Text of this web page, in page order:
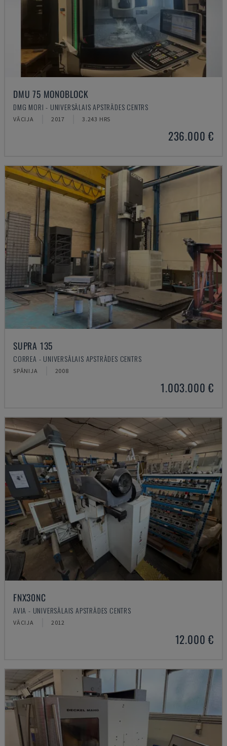
DMU 75 MONOBLOCK
DMG MORI - UNIVERSĀLAIS APSTRĀDES CENTRS
VĀCIJA 2017 3.243 HRS
236.000 €
SUPRA 135
CORREA - UNIVERSĀLAIS APSTRĀDES CENTRS
SPĀNIJA 2008
1.003.000 €
FNX30NC
AVIA - UNIVERSĀLAIS APSTRĀDES CENTRS
VĀCIJA 2012
12.000 €